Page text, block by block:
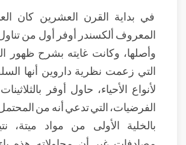
في بداية القرن العشرين كان
المعروف ألكسندر أوفر أول من
وأصلها، وكانت غايته بشرح ظهور
التي زعمت نظرية داروين أنها
لأنواع الأحياء، حاول أوفر
الفرضيات، التي تدعي أنه من
بالخلية الأولى من مواد ميتة،